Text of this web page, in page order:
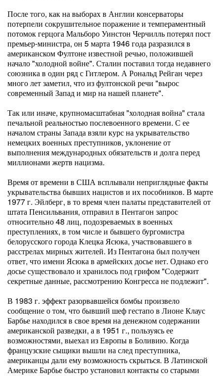
После того, как на выборах в Англии консерваторы
потерпели сокрушительное поражение и темпераментный
потомок герцога Мальборо Уинстон Черчилль потерял пост
премьер-министра, он 5 марта 1946 года разразился в
американском Фултоне известной речью, положившей
начало "холодной войне". Сталин поставил тогда недавнего
союзника в один ряд с Гитлером. А Рональд Рейган через
много лет заметил, что из фултонской речи "вырос
современный Запад и мир на нашей планете".
Так или иначе, крупномасштабная "холодная война" стала
печальной реальностью послевоенного времени. С ее
началом страны Запада взяли курс на укрывательство
немецких военных преступников, уклонение от
выполнения международных обязательств и долга перед
миллионами жертв нацизма.
Время от времени в США всплывали неприглядные факты
укрывательства бывших нацистов и их пособников. В марте
1977 г. Эйлберг, в то время член палаты представителей от
штата Пенсильвания, отправил в Пентагон запрос
относительно 48 лиц, подозреваемых в военных
преступлениях, в том числе и бывшего бургомистра
белорусского города Клецка Ясюка, участвовавшего в
расстрелах мирных жителей. Из Пентагона был получен
ответ, что имени Ясюка в армейских досье нет. Однако его
досье существовало и хранилось под грифом "Содержит
секретные данные, рассмотрению Конгресса не подлежит".
В 1983 г. эффект разорвавшейся бомбы произвело
сообщение о том, что бывший шеф гестапо в Лионе Клаус
Барбье находился в свое время на денежном содержании
американской разведки, а в 1951 г., пользуясь ее
возможностями, выехал из Европы в Боливию. Когда
французские сыщики вышли на след преступника,
американцы дали ему возможность скрыться. В Латинской
Америке Барбье быстро установил контакты со старыми